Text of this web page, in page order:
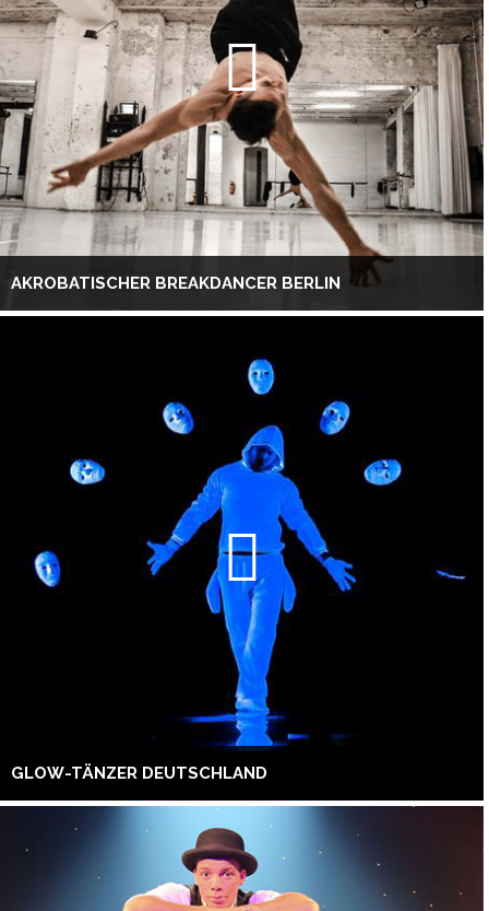
AKROBATISCHER BREAKDANCER BERLIN
GLOW-TÄNZER DEUTSCHLAND